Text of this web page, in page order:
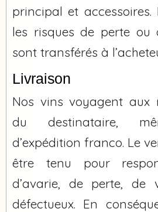
principal et accessoires.
les risques de perte ou
sont transférés à
Livraison
Nos vins voyagent aux
du destinataire,
d’expédition franco. Le
être tenu pour
d’avarie, de perte,
défectueux. En